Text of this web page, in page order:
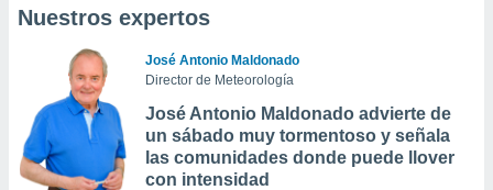
Nuestros expertos
José Antonio Maldonado
Director de Meteorología
José Antonio Maldonado advierte de
un sábado muy tormentoso y señala
las comunidades donde puede llover
con intensidad